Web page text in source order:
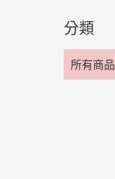
分類
所有商品